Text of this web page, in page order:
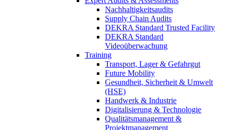
Nachhaltigkeitsaudits
Supply Chain Audits
DEKRA Standard Trusted Facility
DEKRA Standard
Videoüberwachung
Training
Transport, Lager & Gefahrgut
Future Mobility
Gesundheit, Sicherheit & Umwelt
(HSE)
Handwerk & Industrie
Digitalisierung & Technologie
Qualitätsmanagement &
Projektmanagement